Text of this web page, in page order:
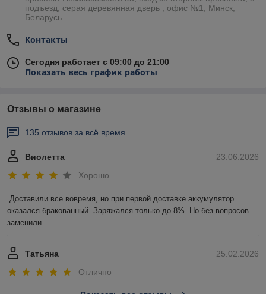
подъезд, серая деревянная дверь , офис №1, Минск,
Беларусь
Контакты
Сегодня работает с 09:00 до 21:00
Показать весь график работы
Отзывы о магазине
135 отзывов за всё время
23.06.2026
Виолетта
Хорошо
Доставили все вовремя, но при первой доставке аккумулятор
оказался бракованный. Заряжался только до 8%. Но без вопросов
заменили.
25.02.2026
Татьяна
Отлично